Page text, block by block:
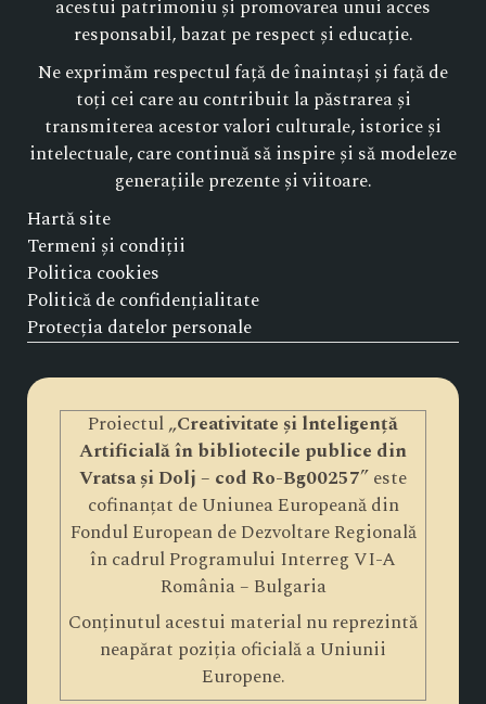
acestui patrimoniu și promovarea unui acces
responsabil, bazat pe respect și educație.
Ne exprimăm respectul față de înaintași și față de
toți cei care au contribuit la păstrarea și
transmiterea acestor valori culturale, istorice și
intelectuale, care continuă să inspire și să modeleze
generațiile prezente și viitoare.
Hartă site
Termeni și condiții
Politica cookies
Politică de confidențialitate
Protecția datelor personale
Proiectul „Creativitate și lnteligență
Artificială în bibliotecile publice din
Vratsa și Dolj – cod Ro-Bg00257” este
cofinanțat de Uniunea Europeană din
Fondul European de Dezvoltare Regională
în cadrul Programului Interreg VI-A
România – Bulgaria
Conținutul acestui material nu reprezintă
neapărat poziția oficială a Uniunii
Europene.